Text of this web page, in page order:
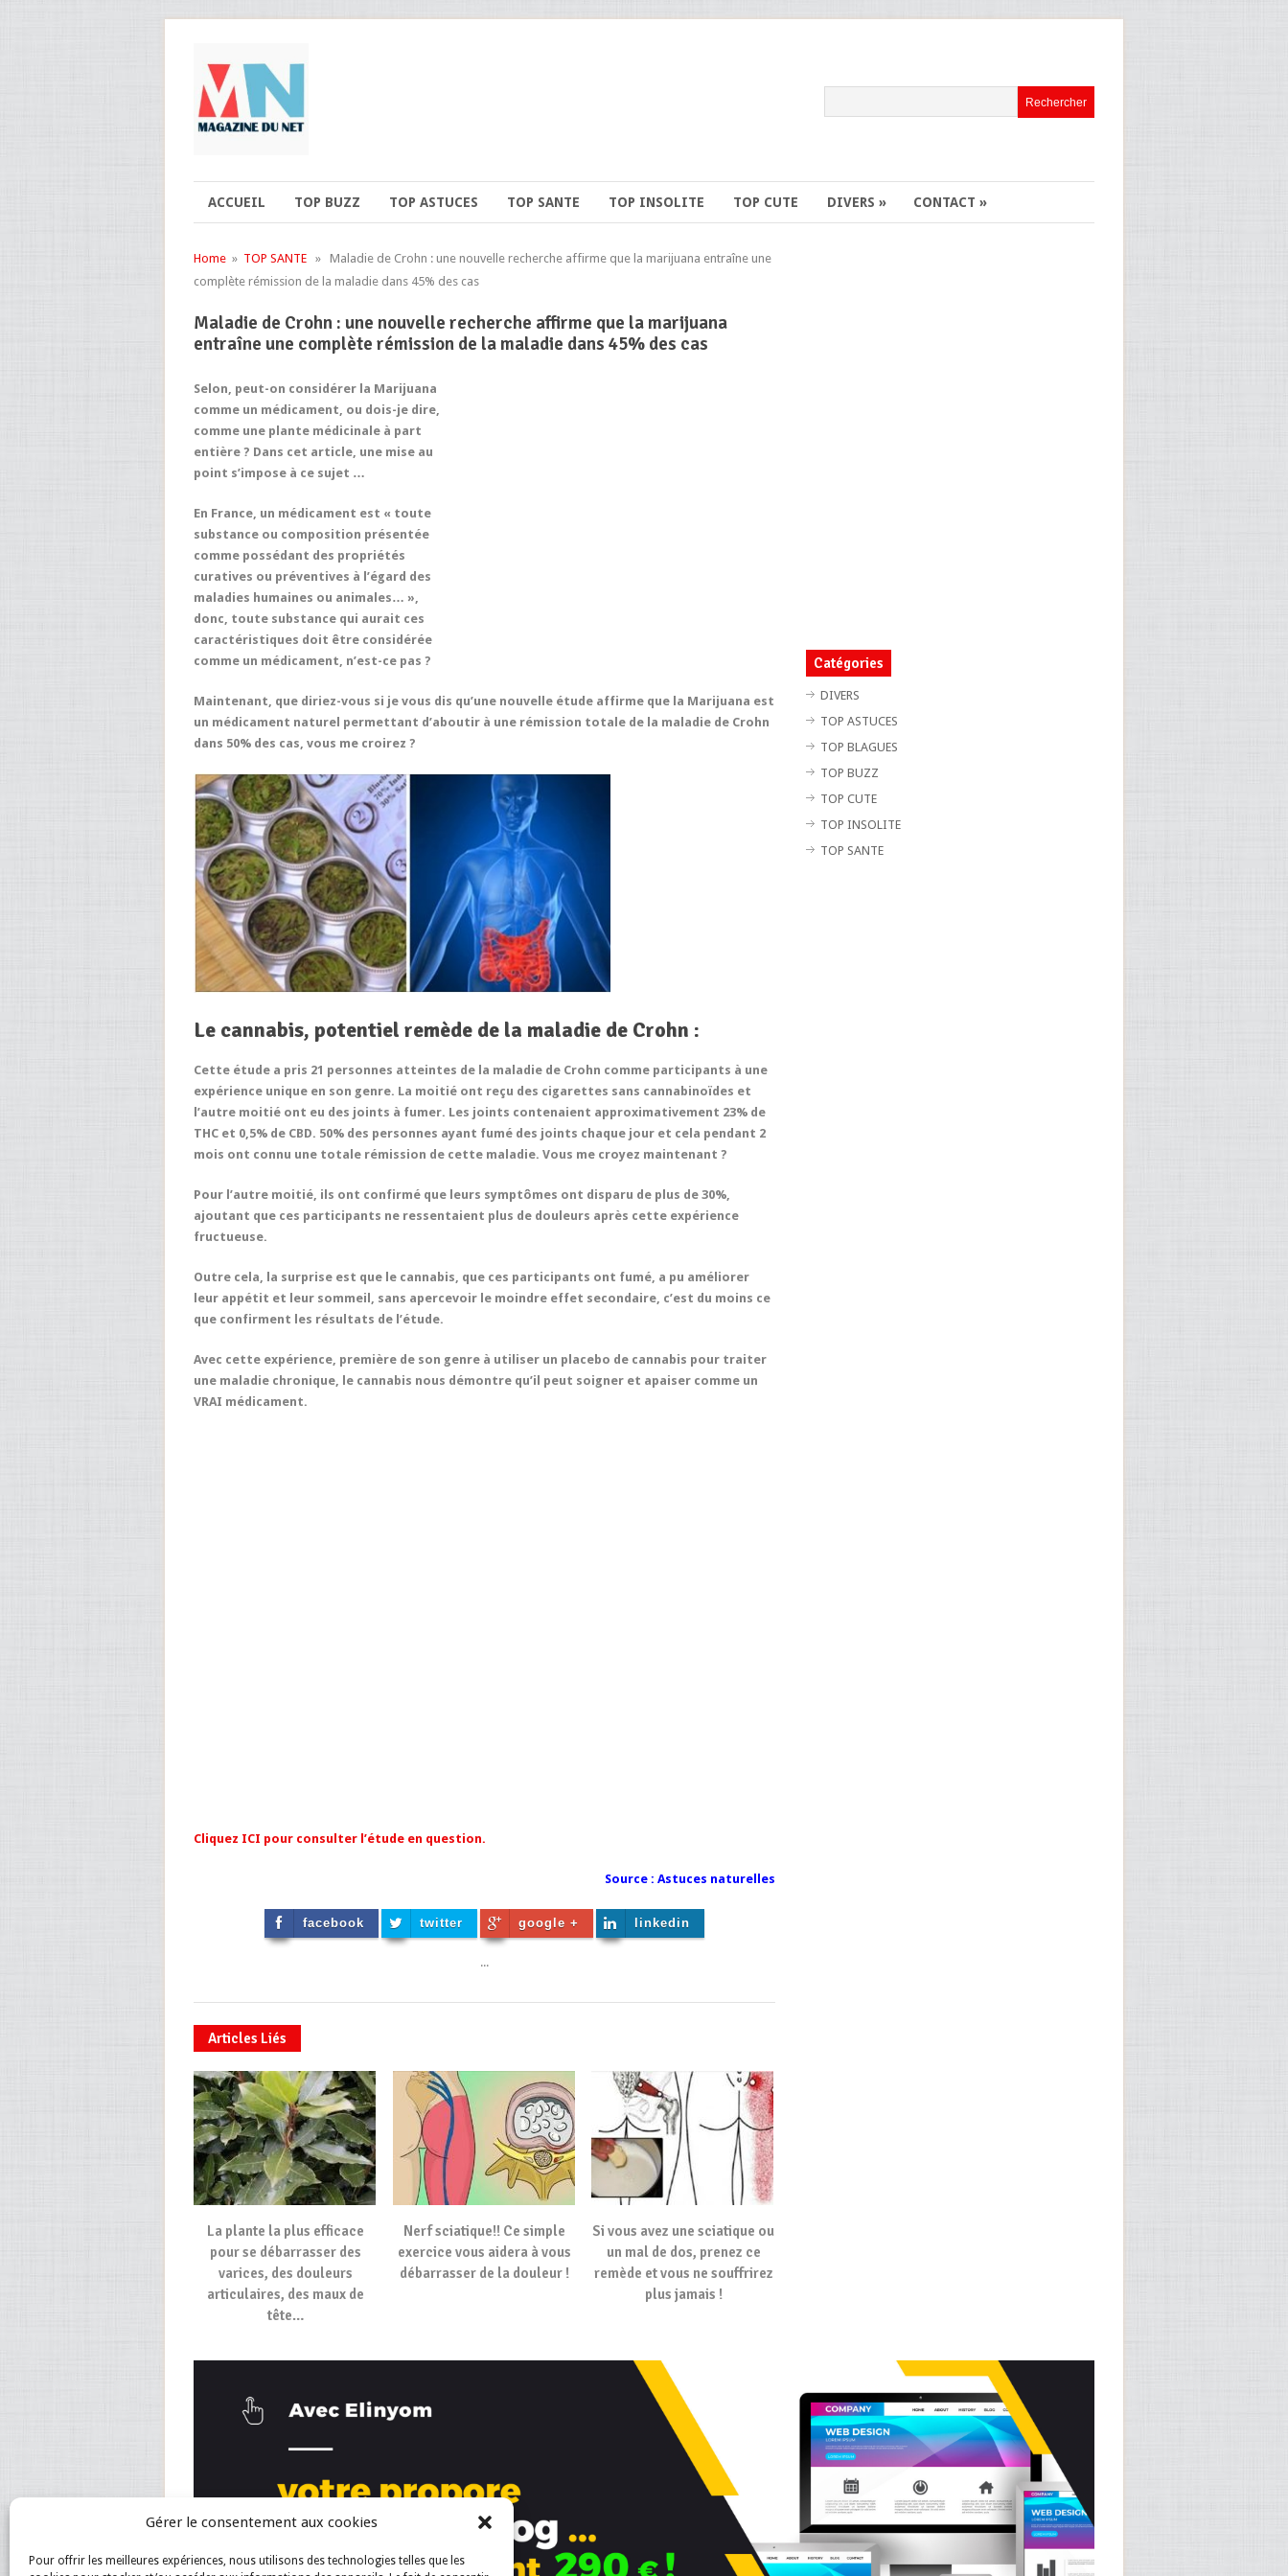
Gérer le consentement aux cookies
Pour offrir les meilleures expériences, nous utilisons des technologies telles que les
ACCUEIL TOP BUZZ TOP ASTUCES TOP SANTE TOP INSOLITE TOP CUTE DIVERS » CONTACT »
Home » TOP SANTE » Maladie de Crohn : une nouvelle recherche affirme que la marijuana entraîne une
complète rémission de la maladie dans 45% des cas
Maladie de Crohn : une nouvelle recherche affirme que la marijuana
entraîne une complète rémission de la maladie dans 45% des cas
Selon, peut-on considérer la Marijuana
comme un médicament, ou dois-je dire,
comme une plante médicinale à part
entière ? Dans cet article, une mise au
point s’impose à ce sujet …
En France, un médicament est « toute
substance ou composition présentée
comme possédant des propriétés
curatives ou préventives à l’égard des
maladies humaines ou animales… »,
donc, toute substance qui aurait ces
caractéristiques doit être considérée
comme un médicament, n’est-ce pas ?
Maintenant, que diriez-vous si je vous dis qu’une nouvelle étude affirme que la Marijuana est
un médicament naturel permettant d’aboutir à une rémission totale de la maladie de Crohn
dans 50% des cas, vous me croirez ?
Le cannabis, potentiel remède de la maladie de Crohn :
Cette étude a pris 21 personnes atteintes de la maladie de Crohn comme participants à une
expérience unique en son genre. La moitié ont reçu des cigarettes sans cannabinoïdes et
l’autre moitié ont eu des joints à fumer. Les joints contenaient approximativement 23% de
THC et 0,5% de CBD. 50% des personnes ayant fumé des joints chaque jour et cela pendant 2
mois ont connu une totale rémission de cette maladie. Vous me croyez maintenant ?
Pour l’autre moitié, ils ont confirmé que leurs symptômes ont disparu de plus de 30%,
ajoutant que ces participants ne ressentaient plus de douleurs après cette expérience
fructueuse.
Outre cela, la surprise est que le cannabis, que ces participants ont fumé, a pu améliorer
leur appétit et leur sommeil, sans apercevoir le moindre effet secondaire, c’est du moins ce
que confirment les résultats de l’étude.
Avec cette expérience, première de son genre à utiliser un placebo de cannabis pour traiter
une maladie chronique, le cannabis nous démontre qu’il peut soigner et apaiser comme un
VRAI médicament.
Cliquez ICI pour consulter l’étude en question.
Source :Astuces naturelles
facebook twitter google + linkedin
...
Articles Liés
La plante la plus efficace
pour se débarrasser des
varices, des douleurs
articulaires, des maux de
tête…
Nerf sciatique!! Ce simple
exercice vous aidera à vous
débarrasser de la douleur !
Si vous avez une sciatique ou
un mal de dos, prenez ce
remède et vous ne souffrirez
plus jamais !
Catégories
DIVERS
TOP ASTUCES
TOP BLAGUES
TOP BUZZ
TOP CUTE
TOP INSOLITE
TOP SANTE